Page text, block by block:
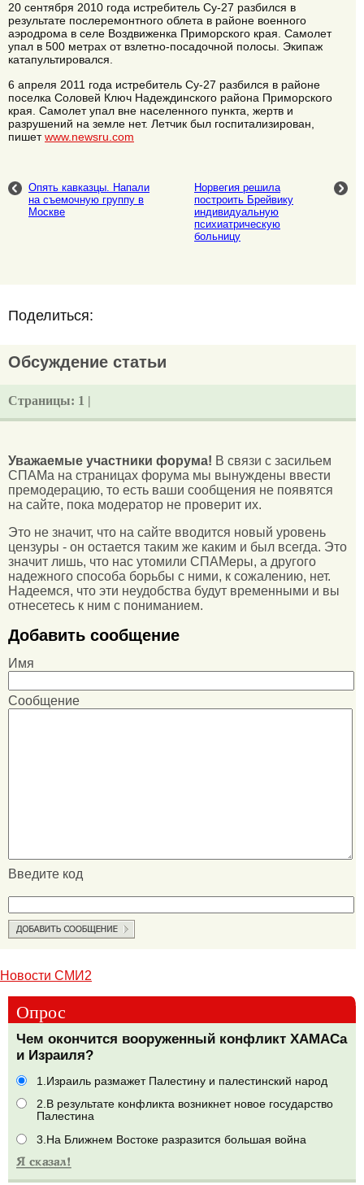
20 сентября 2010 года истребитель Су-27 разбился в
результате послеремонтного облета в районе военного
аэродрома в селе Воздвиженка Приморского края. Самолет
упал в 500 метрах от взлетно-посадочной полосы. Экипаж
катапультировался.
6 апреля 2011 года истребитель Су-27 разбился в районе
поселка Соловей Ключ Надеждинского района Приморского
края. Самолет упал вне населенного пункта, жертв и
разрушений на земле нет. Летчик был госпитализирован,
пишетwww.newsru.com
Опять кавказцы. Напали
на съемочную группу в
Москве
Норвегия решила
построить Брейвику
индивидуальную
психиатрическую
больницу
Поделиться:
Обсуждение статьи
Страницы: 1 |
Уважаемые участники форума! В связи с засильем
СПАМа на страницах форума мы вынуждены ввести
премодерацию, то есть ваши сообщения не появятся
на сайте, пока модератор не проверит их.
Это не значит, что на сайте вводится новый уровень
цензуры - он остается таким же каким и был всегда. Это
значит лишь, что нас утомили СПАМеры, а другого
надежного способа борьбы с ними, к сожалению, нет.
Надеемся, что эти неудобства будут временными и вы
отнесетесь к ним с пониманием.
Добавить сообщение
Имя
Сообщение
Введите код
Новости СМИ2
Опрос
Чем окончится вооруженный конфликт ХАМАСа
и Израиля?
1.Израиль размажет Палестину и палестинский народ
2.В результате конфликта возникнет новое государство
Палестина
3.На Ближнем Востоке разразится большая война